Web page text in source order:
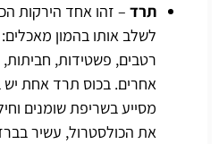
תרד – זהו אחד הירקות
לשלב אותו בהמון
רטבים, פשטידות, חביתות,
מסייע בשריפת שומנים